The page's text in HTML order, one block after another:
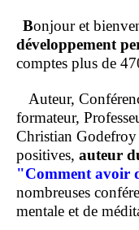
Bonjour et
développement
comptes plus de
Auteur,
formateur,
Christian Godefroy
positives, auteur
"Comment avoir
nombreuses
mentale et de